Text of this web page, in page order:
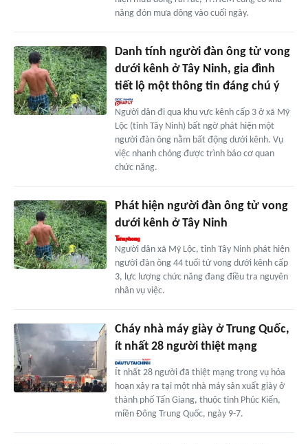
năng đón mưa dông vào cuối ngày.
Danh tính người đàn ông tử vong
dưới kênh ở Tây Ninh, gia đình
tiết lộ một thông tin đáng chú ý
Người dân đi qua khu vực kênh cấp 3 ở xã Mỹ
Lộc (tỉnh Tây Ninh) bất ngờ phát hiện một
người đàn ông nằm bất động dưới kênh. Vụ
việc nhanh chóng được trình báo cơ quan
chức năng.
Phát hiện người đàn ông tử vong
dưới kênh ở Tây Ninh
Người dân xã Mỹ Lộc, tỉnh Tây Ninh phát hiện
người đàn ông 44 tuổi tử vong dưới kênh cấp
3, lực lượng chức năng đang điều tra nguyên
nhân vụ việc.
Cháy nhà máy giày ở Trung Quốc,
ít nhất 28 người thiệt mạng
Ít nhất 28 người đã thiệt mạng trong vụ hỏa
hoạn xảy ra tại một nhà máy sản xuất giày ở
thành phố Tấn Giang, thuộc tỉnh Phúc Kiến,
miền Đông Trung Quốc, ngày 9-7.